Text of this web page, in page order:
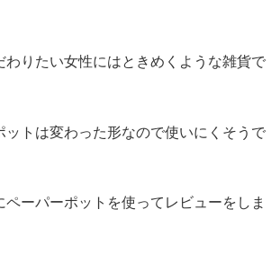
わりたい女性にはときめくような雑貨で
ットは変わった形なので使いにくそうで
ペーパーポットを使ってレビューをしま